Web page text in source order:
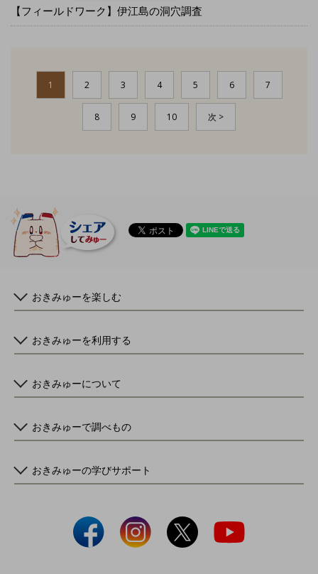
【フィールドワーク】伊江島の洞穴調査
1 2 3 4 5 6 7
8 9 10 次 >
おきみゅーを楽しむ
おきみゅーを利用する
おきみゅーについて
おきみゅーで調べもの
おきみゅーの学びサポート